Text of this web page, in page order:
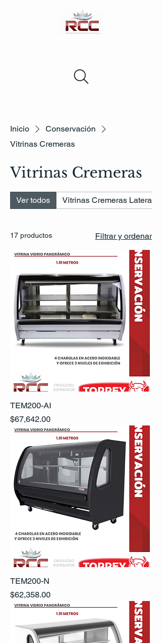
Inicio
Conservación
Vitrinas Cremeras
Vitrinas Cremeras
Ver todos Vitrinas Cremeras Lateral
17 productos Filtrar y ordenar
TEM200-AI
Precio
$67,642.00
TEM200-N
Precio
$62,358.00